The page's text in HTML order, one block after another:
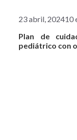
23 abril, 202410
Plan de
pediátrico con